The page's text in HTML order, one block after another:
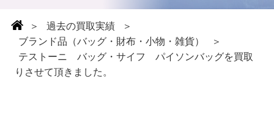
＞ 過去の買取実績
＞
ブランド品（バッグ・財布・小物・雑貨）
＞
テストーニ バッグ・サイフ パイソンバッグを買取
りさせて頂きました。